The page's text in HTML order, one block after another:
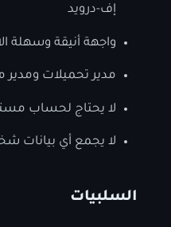
إف-درويد
واجهة أنيقة وسهلة
مدير تحميلات
لا يحتاج لحساب
لا يجمع أي بيانات
السلبيات